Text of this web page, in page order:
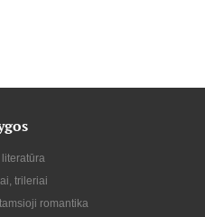
trileriai
romantika